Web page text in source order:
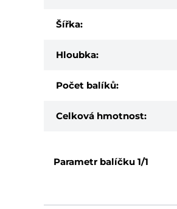
Šířka:
Hloubka:
Počet balíků:
Celková hmotnost:
Parametr balíčku 1/1